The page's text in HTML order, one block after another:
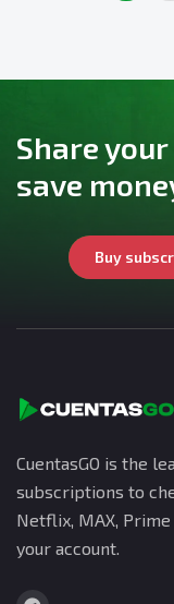
Share
save
Buy
CuentasGO is the
subscriptions to
Netflix, MAX,
your account.